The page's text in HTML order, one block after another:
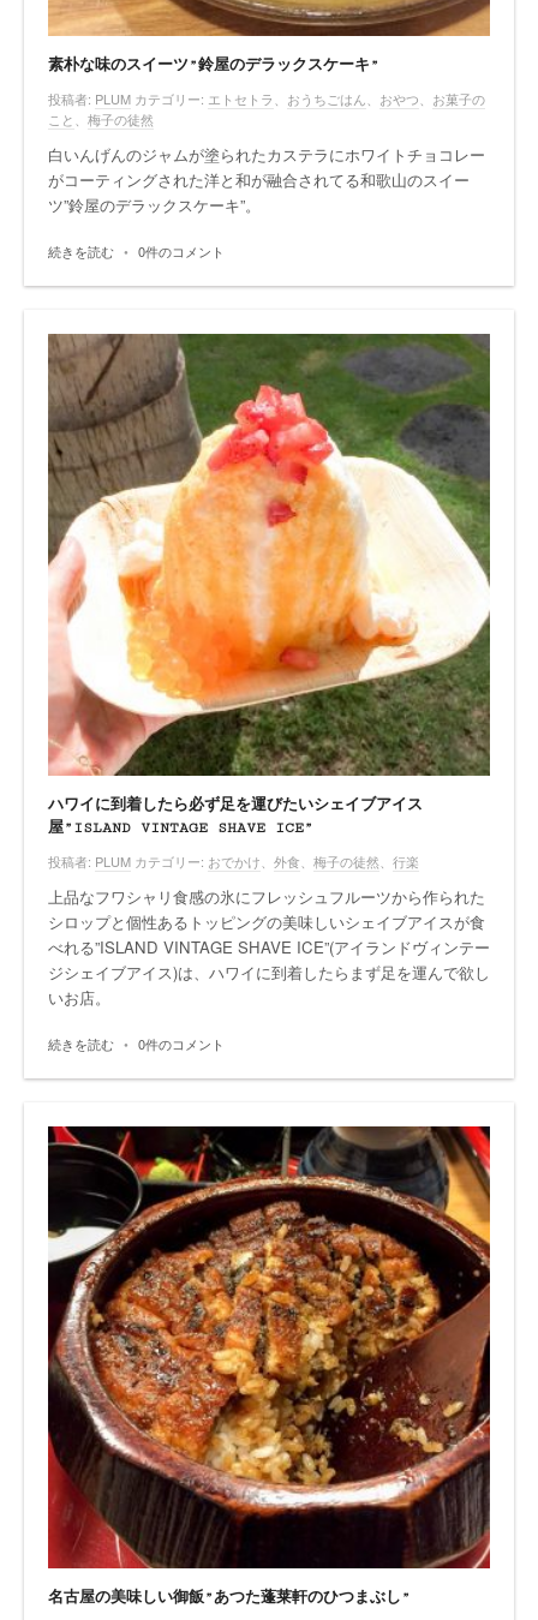
素朴な味のスイーツ”鈴屋のデラックスケーキ”
投稿者: PLUM カテゴリー: エトセトラ、 おうちごはん、 おやつ、 お菓子の
こと、 梅子の徒然
白いんげんのジャムが塗られたカステラにホワイトチョコレー
がコーティングされた洋と和が融合されてる和歌山のスイー
ツ”鈴屋のデラックスケーキ”。
続きを読む • 0件のコメント
ハワイに到着したら必ず足を運びたいシェイブアイス
屋”ISLAND VINTAGE SHAVE ICE”
投稿者: PLUM カテゴリー: おでかけ、 外食、 梅子の徒然、 行楽
上品なフワシャリ食感の氷にフレッシュフルーツから作られた
シロップと個性あるトッピングの美味しいシェイブアイスが食
べれる”ISLAND VINTAGE SHAVE ICE”(アイランドヴィンテー
ジシェイブアイス)は、ハワイに到着したらまず足を運んで欲し
いお店。
続きを読む • 0件のコメント
名古屋の美味しい御飯”あつた蓬莱軒のひつまぶし”